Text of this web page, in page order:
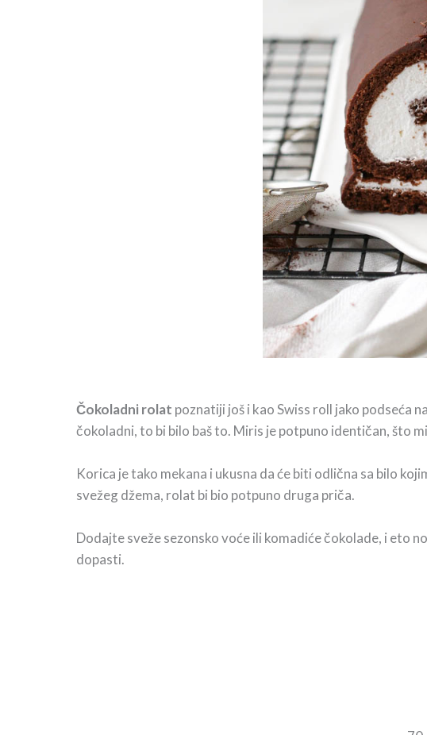
Čokoladni rolat poznatiji još i kao Swiss roll jako podseća
čokoladni, to bi bilo baš to. Miris je potpuno identičan, što
Korica je tako mekana i ukusna da će biti odlična sa bilo
svežeg džema, rolat bi bio potpuno druga priča.
Dodajte sveže sezonsko voće ili komadiće čokolade, i eto
dopasti.